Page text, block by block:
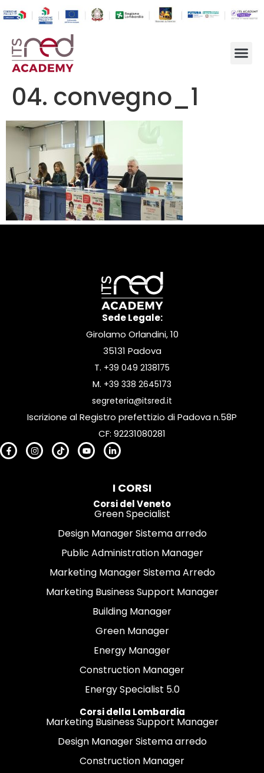
04. convegno_1
Sede Legale:
Girolamo Orlandini, 10
35131 Padova
T. +39 049 2138175
M. +39 338 2645173
segreteria@itsred.it
Iscrizione al Registro prefettizio di Padova n.58P
CF: 92231080281
I CORSI
Corsi del Veneto
Green Specialist
Design Manager Sistema arredo
Public Administration Manager
Marketing Manager Sistema Arredo
Marketing Business Support Manager
Building Manager
Green Manager
Energy Manager
Construction Manager
Energy Specialist 5.0
Corsi della Lombardia
Marketing Business Support Manager
Design Manager Sistema arredo
Construction Manager